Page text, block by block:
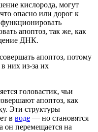
кислорода, могут
опасно или дорог к
апоптоз, так же, как
ДНК.
апоптоз, потому
них из-за их
головастик, чьи
апоптоз, как
Эти структуры
в воде — но становятся
он перемещается на